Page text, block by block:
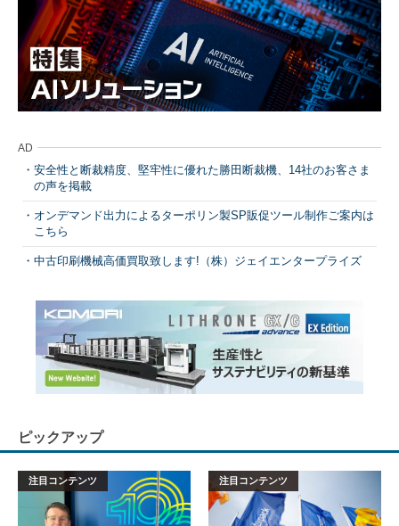
AD
安全性と断裁精度、堅牢性に優れた勝田断裁機、14社のお客さま
の声を掲載
オンデマンド出力によるターポリン製SP販促ツール制作ご案内は
こちら
中古印刷機械高価買取致します!（株）ジェイエンタープライズ
ピックアップ
注目コンテンツ 注目コンテンツ